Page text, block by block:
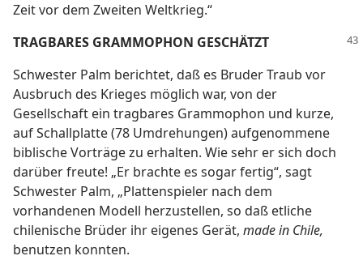
Zeit vor dem Zweiten Weltkrieg.“
TRAGBARES GRAMMOPHON GESCHÄTZT
Schwester Palm berichtet, daß es Bruder Traub vor
Ausbruch des Krieges möglich war, von der
Gesellschaft ein tragbares Grammophon und kurze,
auf Schallplatte (78 Umdrehungen) aufgenommene
biblische Vorträge zu erhalten. Wie sehr er sich doch
darüber freute! „Er brachte es sogar fertig“, sagt
Schwester Palm, „Plattenspieler nach dem
vorhandenen Modell herzustellen, so daß etliche
chilenische Brüder ihr eigenes Gerät, made in Chile,
benutzen konnten.